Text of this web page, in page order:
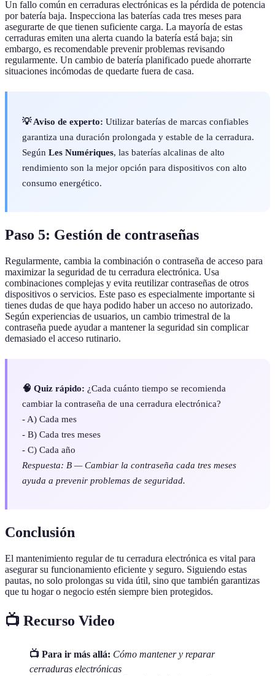
Un fallo común en cerraduras electrónicas es la pérdida de potencia
por batería baja. Inspecciona las baterías cada tres meses para
asegurarte de que tienen suficiente carga. La mayoría de estas
cerraduras emiten una alerta cuando la batería está baja; sin
embargo, es recomendable prevenir problemas revisando
regularmente. Un cambio de batería planificado puede ahorrarte
situaciones incómodas de quedarte fuera de casa.
💡 Aviso de experto: Utilizar baterías de marcas confiables
garantiza una duración prolongada y estable de la cerradura.
Según Les Numériques, las baterías alcalinas de alto
rendimiento son la mejor opción para dispositivos con alto
consumo energético.
Paso 5: Gestión de contraseñas
Regularmente, cambia la combinación o contraseña de acceso para
maximizar la seguridad de tu cerradura electrónica. Usa
combinaciones complejas y evita reutilizar contraseñas de otros
dispositivos o servicios. Este paso es especialmente importante si
tienes dudas de que haya podido haber un acceso no autorizado.
Según experiencias de usuarios, un cambio trimestral de la
contraseña puede ayudar a mantener la seguridad sin complicar
demasiado el acceso rutinario.
🧠 Quiz rápido: ¿Cada cuánto tiempo se recomienda
cambiar la contraseña de una cerradura electrónica?
- A) Cada mes
- B) Cada tres meses
- C) Cada año
Respuesta: B — Cambiar la contraseña cada tres meses
ayuda a prevenir problemas de seguridad.
Conclusión
El mantenimiento regular de tu cerradura electrónica es vital para
asegurar su funcionamiento eficiente y seguro. Siguiendo estas
pautas, no solo prolongas su vida útil, sino que también garantizas
que tu hogar o negocio estén siempre bien protegidos.
📺 Recurso Video
📺 Para ir más allá: Cómo mantener y reparar
cerraduras electrónicas